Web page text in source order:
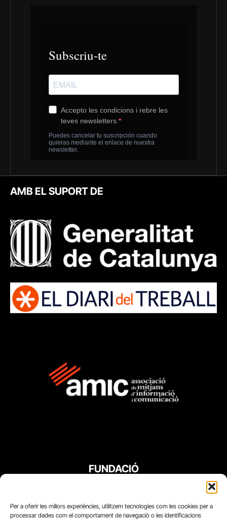
Per a oferir les millors experiències, utilitzem tecnologies com les cookies per a
processar dades com el comportament de navegació o les identificacions
AMB EL SUPORT DE
FUNDACIÓ